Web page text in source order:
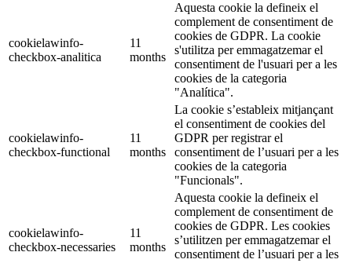
cookielawinfo-
checkbox-analitica
11
months
Aquesta cookie la defineix el
complement de consentiment de
cookies de GDPR. La cookie
s'utilitza per emmagatzemar el
consentiment de l'usuari per a les
cookies de la categoria
"Analítica".
cookielawinfo-
checkbox-functional
11
months
La cookie s’estableix mitjançant
el consentiment de cookies del
GDPR per registrar el
consentiment de l’usuari per a les
cookies de la categoria
"Funcionals".
cookielawinfo-
checkbox-necessaries
11
months
Aquesta cookie la defineix el
complement de consentiment de
cookies de GDPR. Les cookies
s’utilitzen per emmagatzemar el
consentiment de l’usuari per a les